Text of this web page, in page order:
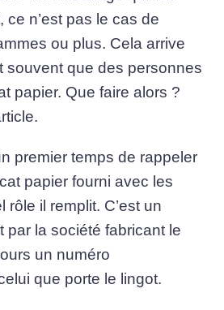
ce n’est pas le cas de
ou plus. Cela arrive
souvent que des personnes
papier. Que faire alors ?
premier temps de rappeler
papier fourni avec les
rôle il remplit. C’est un
par la société fabricant le
un numéro
que porte le lingot.